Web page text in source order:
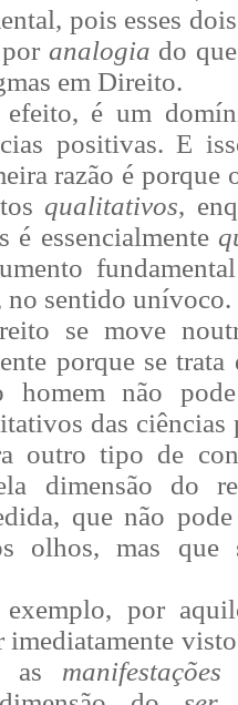
pois esses
analogia do
em Direito.
é um
positivas. E
razão é porque
qualitativos,
é essencialmente
no sentido unívoco.
se move
porque se
homem não
das ciências
outro tipo de
dimensão do
que não
olhos, mas que
por
as manifestações